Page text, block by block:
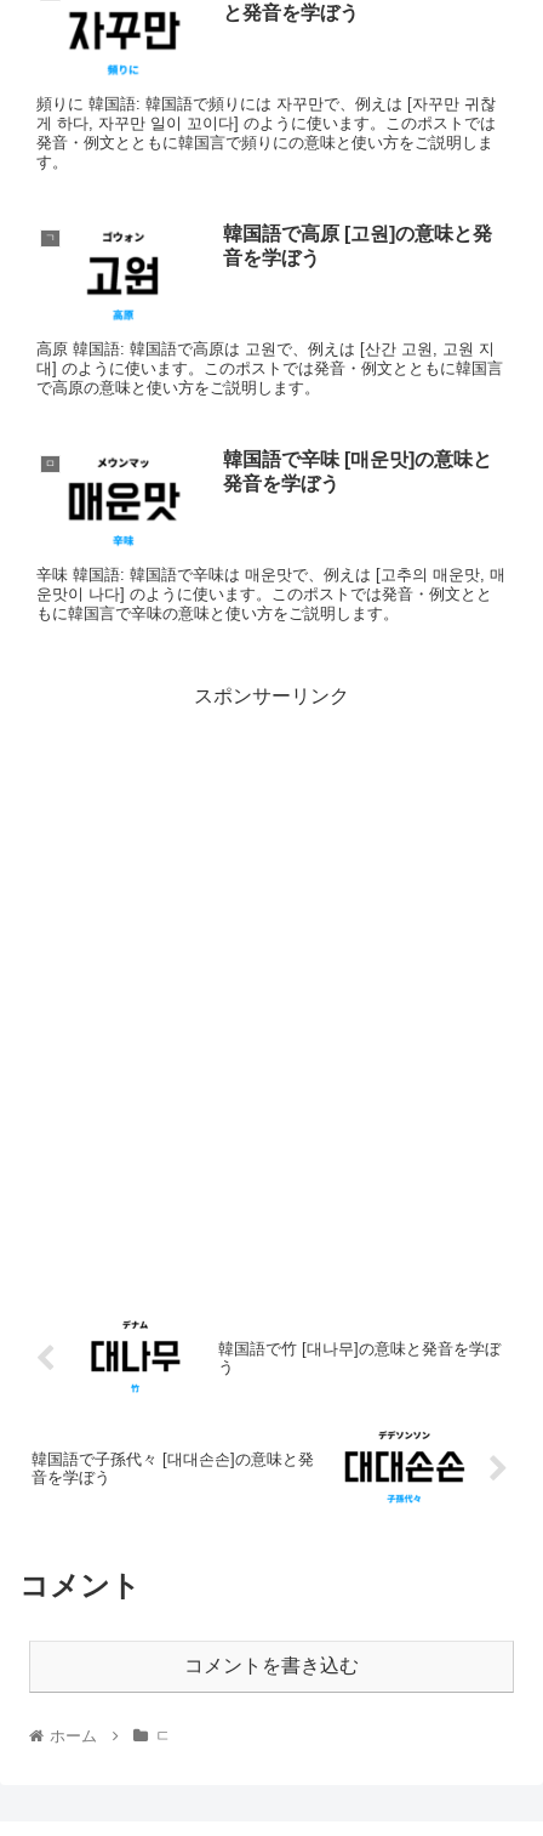
と発音を学ぼう
頻りに 韓国語: 韓国語で頻りには 자꾸만で、例えは [자꾸만 귀찮
게 하다, 자꾸만 일이 꼬이다] のように使います。このポストでは
発音・例文とともに韓国言で頻りにの意味と使い方をご説明しま
す。
ㄱ
韓国語で高原 [고원]の意味と発
音を学ぼう
高原 韓国語: 韓国語で高原は 고원で、例えは [산간 고원, 고원 지
대] のように使います。このポストでは発音・例文とともに韓国言
で高原の意味と使い方をご説明します。
ㅁ
韓国語で辛味 [매운맛]の意味と
発音を学ぼう
辛味 韓国語: 韓国語で辛味は 매운맛で、例えは [고추의 매운맛, 매
운맛이 나다] のように使います。このポストでは発音・例文とと
もに韓国言で辛味の意味と使い方をご説明します。
スポンサーリンク
韓国語で竹 [대나무]の意味と発音を学ぼ
う
韓国語で子孫代々 [대대손손]の意味と発
音を学ぼう
コメント
コメントを書き込む
ホーム ㄷ